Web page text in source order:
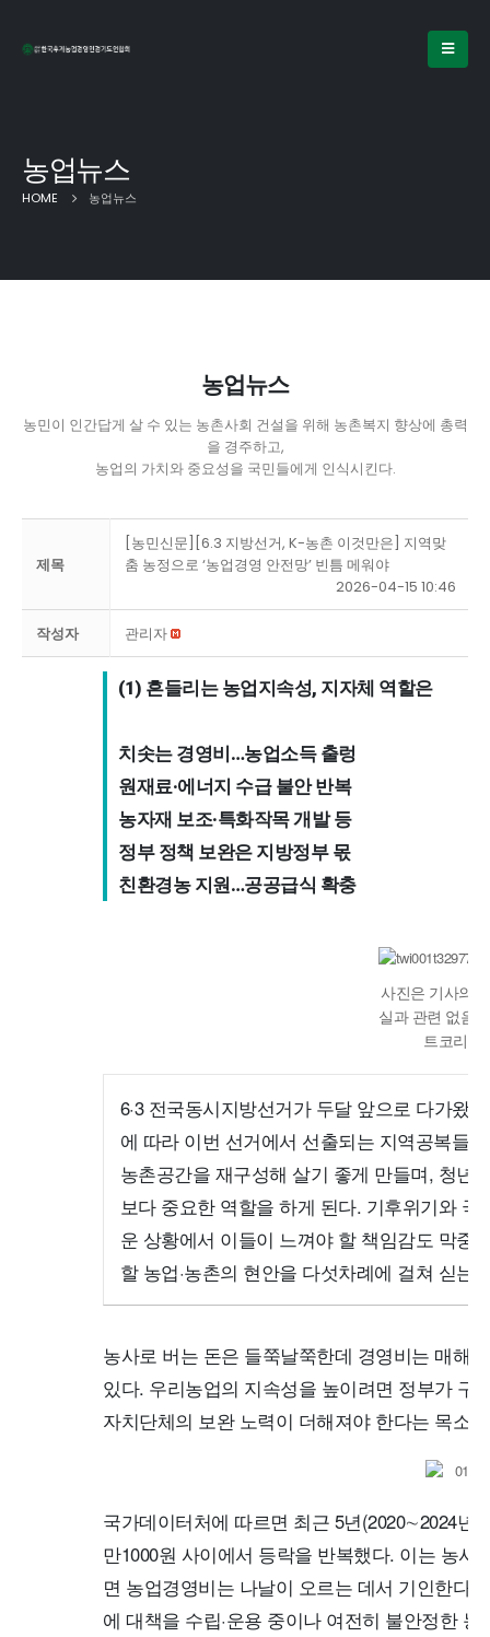
농업뉴스
HOME 농업뉴스
농업뉴스
농민이 인간답게 살 수 있는 농촌사회 건설을 위해 농촌복지 향상에 총력
을 경주하고,
농업의 가치와 중요성을 국민들에게 인식시킨다.
제목
[농민신문][6.3 지방선거, K-농촌 이것만은] 지역맞
춤 농정으로 ‘농업경영 안전망’ 빈틈 메워야
2026-04-15 10:46
작성자 관리자
(1) 흔들리는 농업지속성, 지자체 역할은
치솟는 경영비…농업소득 출렁
원재료·에너지 수급 불안 반복
농자재 보조·특화작목 개발 등
정부 정책 보완은 지방정부 몫
친환경농 지원…공공급식 확충
사진은 기사의
실과 관련 없음.
트코리아
6·3 전국동시지방선거가 두달 앞으로 다가왔
에 따라 이번 선거에서 선출되는 지역공복들
농촌공간을 재구성해 살기 좋게 만들며, 청년
보다 중요한 역할을 하게 된다. 기후위기와
운 상황에서 이들이 느껴야 할 책임감도 막중
할 농업·농촌의 현안을 다섯차례에 걸쳐 싣는
농사로 버는 돈은 들쭉날쭉한데 경영비는 매해
있다. 우리농업의 지속성을 높이려면 정부가 구
자치단체의 보완 노력이 더해져야 한다는 목소
국가데이터처에 따르면 최근 5년(2020∼2024년
만1000원 사이에서 등락을 반복했다. 이는 농
면 농업경영비는 나날이 오르는 데서 기인한다.
에 대책을 수립·운용 중이나 여전히 불안정한